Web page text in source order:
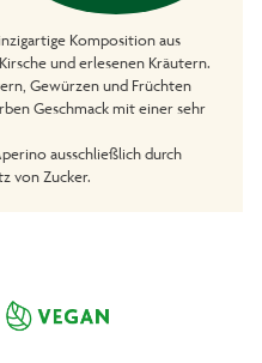
Komposition aus
und erlesenen Kräutern.
Gewürzen und Früchten
Geschmack mit einer sehr
ausschließlich durch
von Zucker.